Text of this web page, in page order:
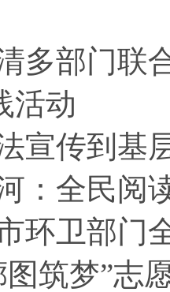
多部门联
活动
宣传到基
：全民阅
环卫部门
图筑梦”志